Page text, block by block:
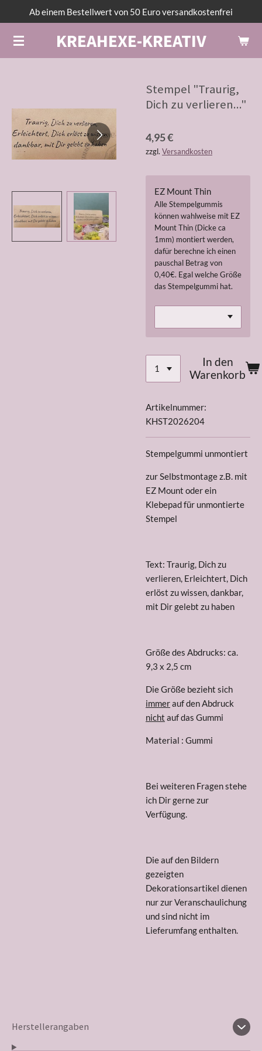
Hauptinhalt
springen
KREAHEXE-KREATIV
Ab einem Bestellwert von 50 Euro versandkostenfrei
Stempel "Traurig,
Dich zu verlieren..."
4,95 €
zzgl. Versandkosten
EZ Mount Thin
Alle Stempelgummis
können wahlweise mit EZ
Mount Thin (Dicke ca
1mm) montiert werden,
dafür berechne ich einen
pauschal Betrag von
0,40€. Egal welche Größe
das Stempelgummi hat.
In den
Warenkorb
Artikelnummer:
KHST2026204
Stempelgummi unmontiert
zur Selbstmontage z.B. mit
EZ Mount oder ein
Klebepad für unmontierte
Stempel
Text: Traurig, Dich zu
verlieren, Erleichtert, Dich
erlöst zu wissen, dankbar,
mit Dir gelebt zu haben
Größe des Abdrucks: ca.
9,3 x 2,5 cm
Die Größe bezieht sich
immerauf den Abdruck
nicht auf das Gummi
Material : Gummi
Bei weiteren Fragen stehe
ich Dir gerne zur
Verfügung.
Die auf den Bildern
gezeigten
Dekorationsartikel dienen
nur zur Veranschaulichung
und sind nicht im
Lieferumfang enthalten.
Herstellerangaben